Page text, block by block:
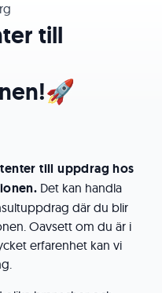
till
till uppdrag hos
Det kan handla
där du blir
Oavsett om du är i
erfarenhet kan vi